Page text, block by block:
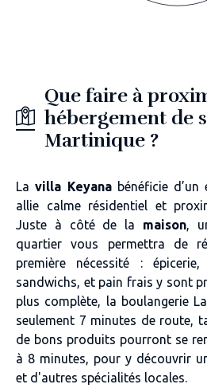
Que faire à
hébergement de
Martinique ?
Lavilla Keyana bénéficie
allie calme résidentiel et
Juste à côté de la maison,
quartier vous permettra de
première nécessité : épicerie,
sandwichs, et pain frais y sont
plus complète, la boulangerie
seulement 7 minutes de route,
de bons produits pourront se
à 8 minutes, pour y découvrir
et d'autres spécialités locales.